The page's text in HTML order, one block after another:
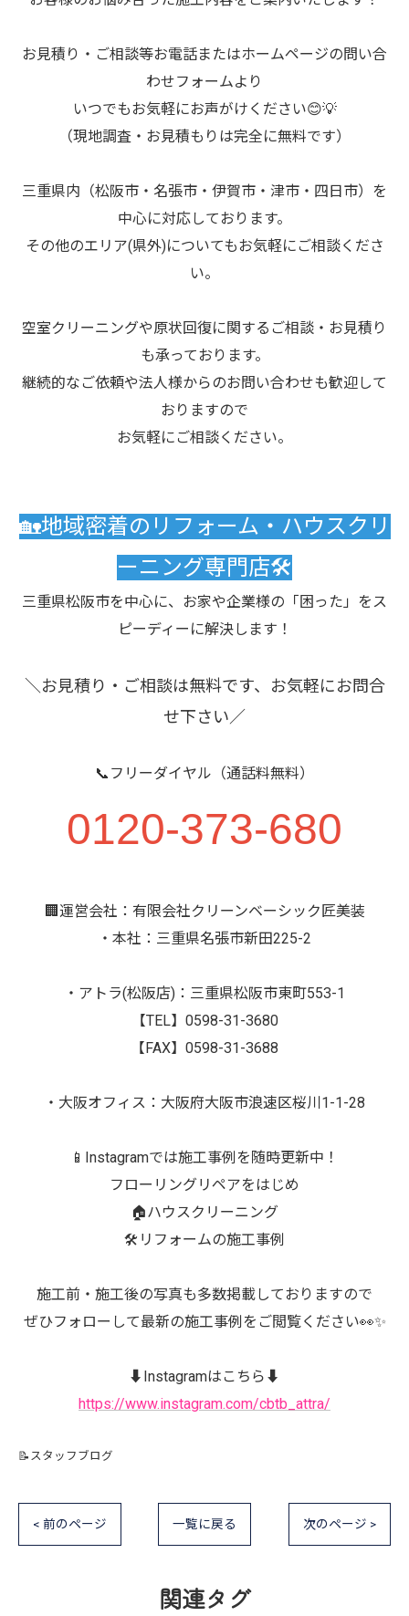
お見積り・ご相談等お電話またはホームページの問い合
わせフォームより
いつでもお気軽にお声がけください😊💡
（現地調査・お見積もりは完全に無料です）
三重県内（松阪市・名張市・伊賀市・津市・四日市）を
中心に対応しております。
その他のエリア(県外)についてもお気軽にご相談くださ
い。
空室クリーニングや原状回復に関するご相談・お見積り
も承っております。
継続的なご依頼や法人様からのお問い合わせも歓迎して
おりますので
お気軽にご相談ください。
🏡地域密着のリフォーム・ハウスクリ
ーニング専門店🛠️
三重県松阪市を中心に、お家や企業様の「困った」をス
ピーディーに解決します！
＼お見積り・ご相談は無料です、お気軽にお問合
せ下さい／
📞フリーダイヤル（通話料無料）
0120-373-680
🏢運営会社：有限会社クリーンベーシック匠美装
・本社：三重県名張市新田225-2
・アトラ(松阪店)：三重県松阪市東町553-1
【TEL】0598-31-3680
【FAX】0598-31-3688
・大阪オフィス：大阪府大阪市浪速区桜川1-1-28
📱Instagramでは施工事例を随時更新中！
フローリングリペアをはじめ
🏠ハウスクリーニング
🛠️リフォームの施工事例
施工前・施工後の写真も多数掲載しておりますので
ぜひフォローして最新の施工事例をご閲覧ください👀✨
⬇️Instagramはこちら⬇️
https://www.instagram.com/cbtb_attra/
📝スタッフブログ
< 前のページ 一覧に戻る 次のページ >
関連タグ